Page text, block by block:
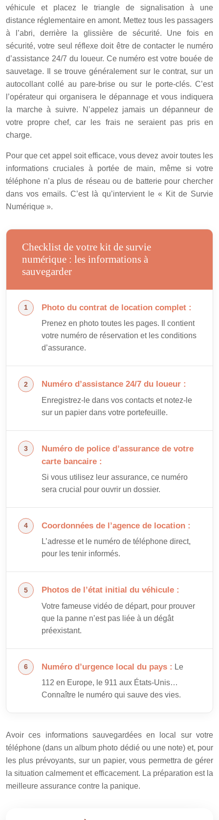
véhicule et placez le triangle de signalisation à une
distance réglementaire en amont. Mettez tous les passagers
à l’abri, derrière la glissière de sécurité. Une fois en
sécurité, votre seul réflexe doit être de contacter le numéro
d’assistance 24/7 du loueur. Ce numéro est votre bouée de
sauvetage. Il se trouve généralement sur le contrat, sur un
autocollant collé au pare-brise ou sur le porte-clés. C’est
l’opérateur qui organisera le dépannage et vous indiquera
la marche à suivre. N’appelez jamais un dépanneur de
votre propre chef, car les frais ne seraient pas pris en
charge.
Pour que cet appel soit efficace, vous devez avoir toutes les
informations cruciales à portée de main, même si votre
téléphone n’a plus de réseau ou de batterie pour chercher
dans vos emails. C’est là qu’intervient le « Kit de Survie
Numérique ».
Checklist de votre kit de survie
numérique : les informations à
sauvegarder
Photo du contrat de location complet :
Prenez en photo toutes les pages. Il contient
votre numéro de réservation et les conditions
d’assurance.
Numéro d’assistance 24/7 du loueur :
Enregistrez-le dans vos contacts et notez-le
sur un papier dans votre portefeuille.
Numéro de police d’assurance de votre
carte bancaire :
Si vous utilisez leur assurance, ce numéro
sera crucial pour ouvrir un dossier.
Coordonnées de l’agence de location :
L’adresse et le numéro de téléphone direct,
pour les tenir informés.
Photos de l’état initial du véhicule :
Votre fameuse vidéo de départ, pour prouver
que la panne n’est pas liée à un dégât
préexistant.
Numéro d’urgence local du pays : Le
112 en Europe, le 911 aux États-Unis…
Connaître le numéro qui sauve des vies.
Avoir ces informations sauvegardées en local sur votre
téléphone (dans un album photo dédié ou une note) et, pour
les plus prévoyants, sur un papier, vous permettra de gérer
la situation calmement et efficacement. La préparation est la
meilleure assurance contre la panique.